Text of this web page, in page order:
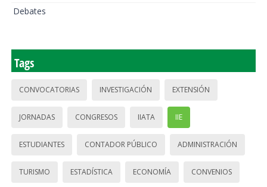
Debates
Tags
CONVOCATORIAS INVESTIGACIÓN EXTENSIÓN
JORNADAS CONGRESOS IIATA IIE
ESTUDIANTES CONTADOR PÚBLICO ADMINISTRACIÓN
TURISMO ESTADÍSTICA ECONOMÍA CONVENIOS